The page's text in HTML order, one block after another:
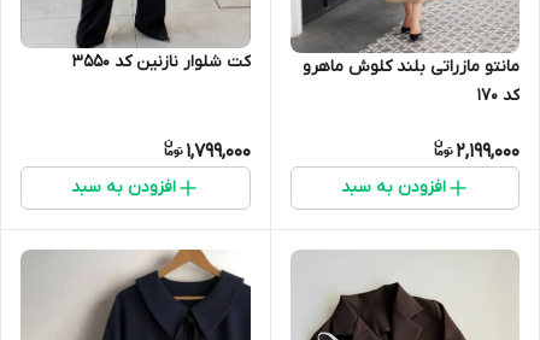
مانتو مازراتی بلند کلوش ماهرو
کد 170
2,199,000
افزودن به سبد
کت شلوار نازنین کد 3550
1,799,000
افزودن به سبد